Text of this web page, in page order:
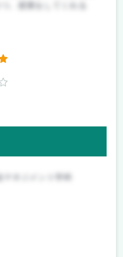
、授業をしてくれる